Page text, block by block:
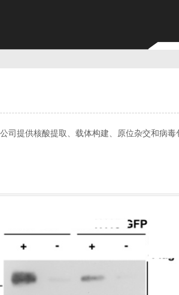
司提供核酸提取、载体构建、原位杂交和病毒